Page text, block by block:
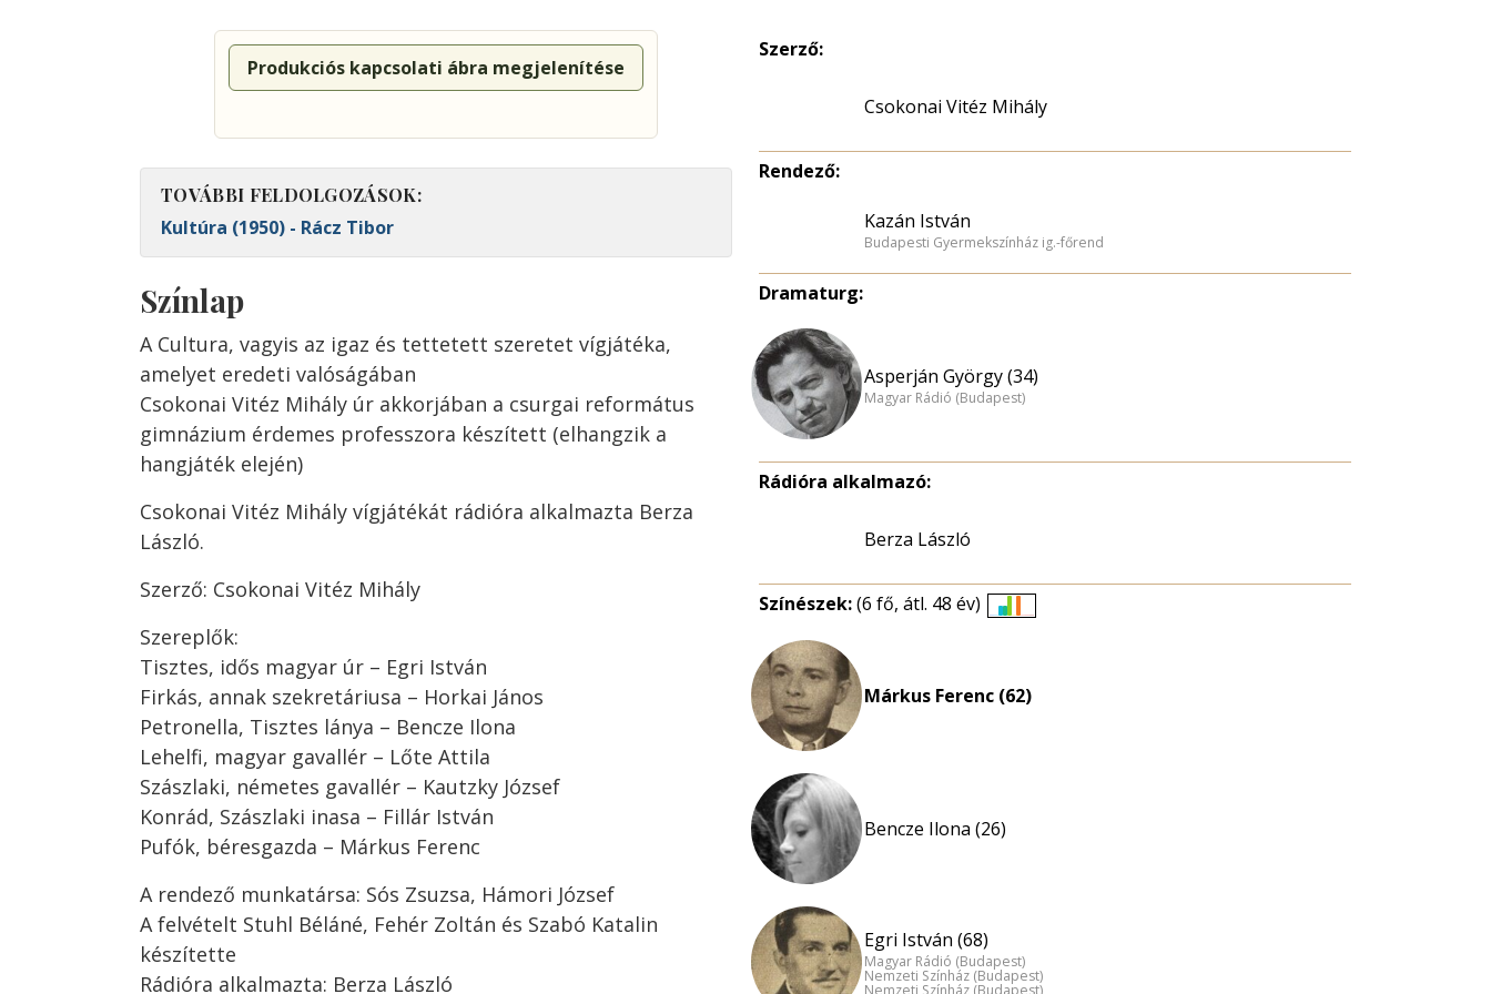
Produkciós kapcsolati ábra megjelenítése
TOVÁBBI FELDOLGOZÁSOK:
Kultúra (1950) - Rácz Tibor
Színlap
A Cultura, vagyis az igaz és tettetett szeretet vígjátéka,
amelyet eredeti valóságában
Csokonai Vitéz Mihály úr akkorjában a csurgai református
gimnázium érdemes professzora készített (elhangzik a
hangjáték elején)
Csokonai Vitéz Mihály vígjátékát rádióra alkalmazta Berza
László.
Szerző: Csokonai Vitéz Mihály
Szereplők:
Tisztes, idős magyar úr – Egri István
Firkás, annak szekretáriusa – Horkai János
Petronella, Tisztes lánya – Bencze Ilona
Lehelfi, magyar gavallér – Lőte Attila
Szászlaki, németes gavallér – Kautzky József
Konrád, Szászlaki inasa – Fillár István
Pufók, béresgazda – Márkus Ferenc
A rendező munkatársa: Sós Zsuzsa, Hámori József
A felvételt Stuhl Béláné, Fehér Zoltán és Szabó Katalin
készítette
Rádióra alkalmazta: Berza László
Szerző:
Csokonai Vitéz Mihály
Rendező:
Kazán István
Budapesti Gyermekszínház ig.-főrend
Dramaturg:
Asperján György (34)
Magyar Rádió (Budapest)
Rádióra alkalmazó:
Berza László
Színészek:(6 fő, átl. 48 év)
Márkus Ferenc (62)
Bencze Ilona (26)
Egri István (68)
Magyar Rádió (Budapest)
Nemzeti Színház (Budapest)